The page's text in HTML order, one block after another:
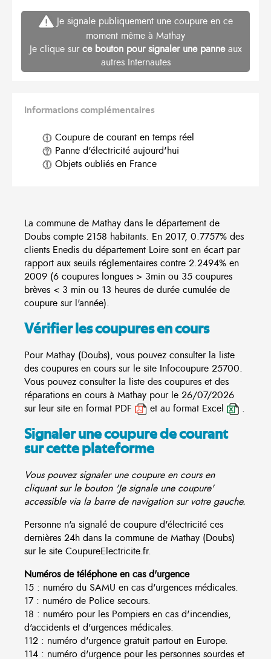
Je signale publiquement une coupure en ce
moment même à Mathay
Je clique sur ce bouton pour signaler une panneaux
autres Internautes
Informations complémentaires
Coupure de courant en temps réel
Panne d'électricité aujourd'hui
Objets oubliés en France
La commune de Mathay dans le département de
Doubs compte 2158 habitants. En 2017, 0.7757% des
clients Enedis du département Loire sont en écart par
rapport aux seuils réglementaires contre 2.2494% en
2009 (6 coupures longues > 3min ou 35 coupures
brèves < 3 min ou 13 heures de durée cumulée de
coupure sur l'année).
Vérifier les coupures en cours
Pour Mathay (Doubs), vous pouvez consulter la liste
des coupures en cours sur le site Infocoupure 25700.
Vous pouvez consulter la liste des coupures et des
réparations en cours à Mathay pour le 26/07/2026
sur leur site en format PDF
et au format Excel .
Signaler une coupure de courant
sur cette plateforme
Vous pouvez signaler une coupure en cours en
cliquant sur le bouton 'Je signale une coupure'
accessible via la barre de navigation sur votre gauche.
Personne n'a signalé de coupure d'électricité ces
dernières 24h dans la commune de Mathay (Doubs)
sur le site CoupureElectricite.fr.
Numéros de téléphone en cas d'urgence
15 : numéro du SAMU en cas d'urgences médicales.
17 : numéro de Police secours.
18 : numéro pour les Pompiers en cas d'incendies,
d'accidents et d'urgences médicales.
112 : numéro d'urgence gratuit partout en Europe.
114 : numéro d'urgence pour les personnes sourdes et